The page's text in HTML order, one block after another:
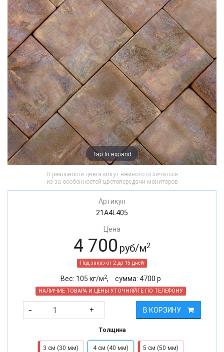
Tap to expand
В реальности цвета могут немного отличаться
из-за особенностей цветопередачи мониторов
Артикул
21A4L405
Цена
4 700 руб/м2
Под заказ от 2 до 15 дней
Вес: 105 кг/м2, cумма: 4700 р
НАЛИЧИЕ ТОВАРА И ЦЕНЫ УТОЧНЯЙТЕ ПО ТЕЛЕФОНУ
- + В КОРЗИНУ
Толщина
3 см (30 мм) 4 см (40 мм) 5 см (50 мм)